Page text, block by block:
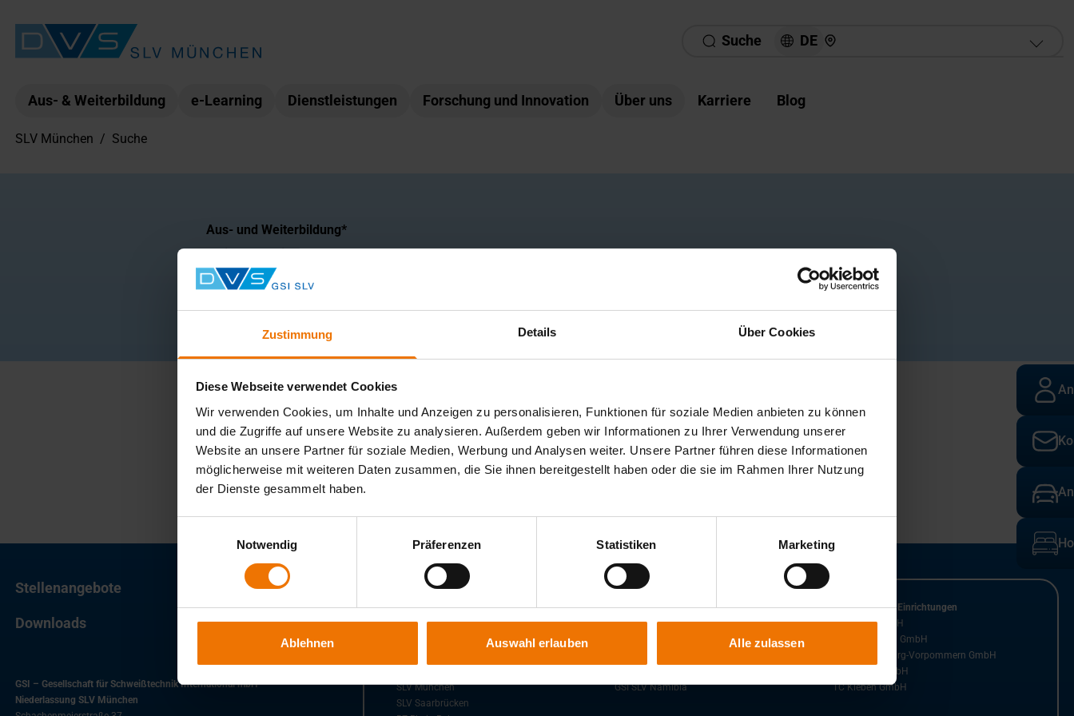
Zustimmung Details Über Cookies
Diese Webseite verwendet Cookies
Wir verwenden Cookies, um Inhalte und Anzeigen zu personalisieren, Funktionen für soziale Medien anbieten zu können
und die Zugriffe auf unsere Website zu analysieren. Außerdem geben wir Informationen zu Ihrer Verwendung unserer
Website an unsere Partner für soziale Medien, Werbung und Analysen weiter. Unsere Partner führen diese Informationen
möglicherweise mit weiteren Daten zusammen, die Sie ihnen bereitgestellt haben oder die sie im Rahmen Ihrer Nutzung
der Dienste gesammelt haben.
Notwendig
Präferenzen Statistiken Marketing
Ablehnen Auswahl erlauben Alle zulassen
Suche DE Hier finden Sie uns
Aus- & Weiterbildung e-Learning Dienstleistungen Forschung und Innovation Über uns Karriere Blog
SLV München / Suche
Aus- und Weiterbildung
Suchbegriff
Geben Sie Ihren Suchbegriff ein.
Stellenangebote
Downloads
GSI – Gesellschaft für Schweißtechnik International mbH
Niederlassung SLV München
Niederlassungen der GSI
SLV Berlin-Brandenburg
SLV München
SLV Saarbrücken
Auslandsgesellschaften der GSI GmbH
GSI SLV Kunshan
GSI SLV Namibia
Kooperierende Einrichtungen
SLV Halle GmbH
SLV Mannheim GmbH
SLV Mecklenburg-Vorpommern GmbH
SLV Nord gGmbH
TC Kleben GmbH